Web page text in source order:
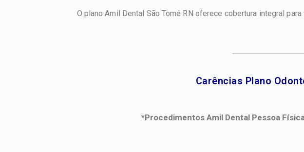
O plano Amil Dental São Tomé RN oferece cobertura integral
Carências Plano
*Procedimentos Amil Dental Pessoa